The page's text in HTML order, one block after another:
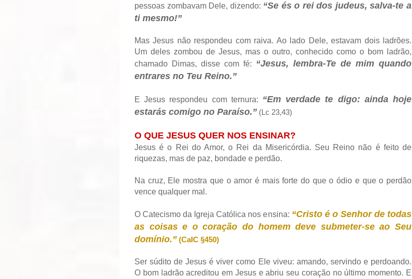
pessoas zombavam Dele, dizendo: “Se és o rei dos judeus, salva-te a
ti mesmo!”
Mas Jesus não respondeu com raiva. Ao lado Dele, estavam dois ladrões.
Um deles zombou de Jesus, mas o outro, conhecido como o bom ladrão,
chamado Dimas, disse com fé: “Jesus, lembra-Te de mim quando
entrares no Teu Reino.”
E Jesus respondeu com ternura: “Em verdade te digo: ainda hoje
estarás comigo no Paraíso.” (Lc 23,43)
O QUE JESUS QUER NOS ENSINAR?
Jesus é o Rei do Amor, o Rei da Misericórdia. Seu Reino não é feito de
riquezas, mas de paz, bondade e perdão.
Na cruz, Ele mostra que o amor é mais forte do que o ódio e que o perdão
vence qualquer mal.
O Catecismo da Igreja Católica nos ensina: “Cristo é o Senhor de todas
as coisas e o coração do homem deve submeter-se ao Seu
domínio.” (CaIC §450)
Ser súdito de Jesus é viver como Ele viveu: amando, servindo e perdoando.
O bom ladrão acreditou em Jesus e abriu seu coração no último momento. E